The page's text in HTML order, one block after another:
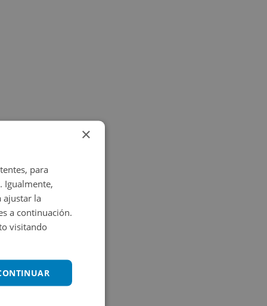
×
para
Igualmente,
ajustar la
a continuación.
visitando